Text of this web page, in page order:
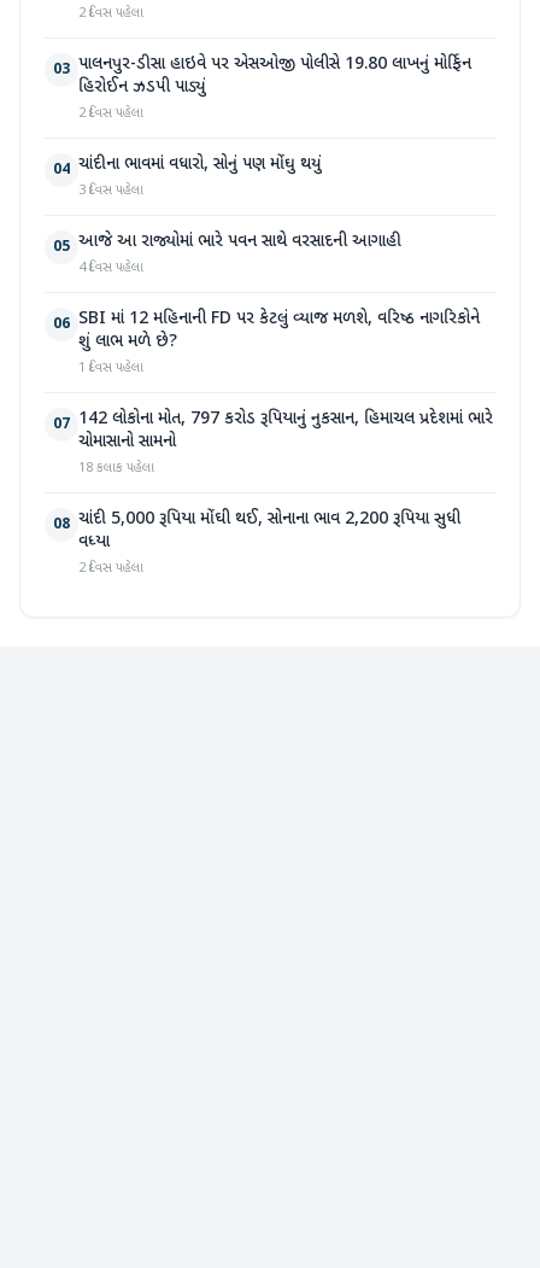
2 દિવસ પહેલા
03 પાલનપુર-ડીસા હાઇવે પર એસઓજી પોલીસે 19.80 લાખનું મોર્ફિન
હિરોઈન ઝડપી પાડ્યું
2 દિવસ પહેલા
04 ચાંદીના ભાવમાં વધારો, સોનું પણ મોંઘુ થયું
3 દિવસ પહેલા
05 આજે આ રાજ્યોમાં ભારે પવન સાથે વરસાદની આગાહી
4 દિવસ પહેલા
06 SBI માં 12 મહિનાની FD પર કેટલું વ્યાજ મળશે, વરિષ્ઠ નાગરિકોને
શું લાભ મળે છે?
1 દિવસ પહેલા
07 142 લોકોના મોત, 797 કરોડ રૂપિયાનું નુકસાન, હિમાચલ પ્રદેશમાં ભારે
ચોમાસાનો સામનો
18 કલાક પહેલા
08 ચાંદી 5,000 રૂપિયા મોંઘી થઈ, સોનાના ભાવ 2,200 રૂપિયા સુધી
વધ્યા
2 દિવસ પહેલા